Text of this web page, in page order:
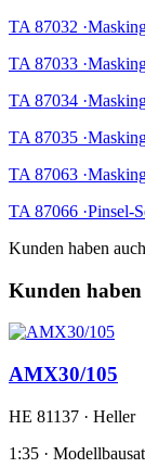
TA 87032
TA 87033
TA 87034
TA 87035
TA 87063
TA 87066 ·Pinsel-
Kunden haben
Kunden
AMX30/105
HE 81137 · Heller
1:35 ·